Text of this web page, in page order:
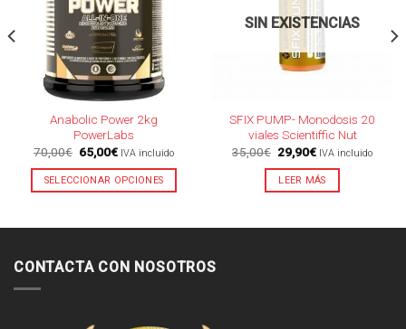
Anabolic Power 2kg
PowerLabs
70,00€ El
precio
original
era:
65,00€El
actual
es:
IVA incluido
SELECCIONAR OPCIONES
SIN EXISTENCIAS
SFIX PUMP- Monodosis 20
viales Scientiffic Nut
35,00€ El
precio
original
era:
29,90€El
actual
es:
IVA incluido
LEER MÁS
CONTACTA CON NOSOTROS